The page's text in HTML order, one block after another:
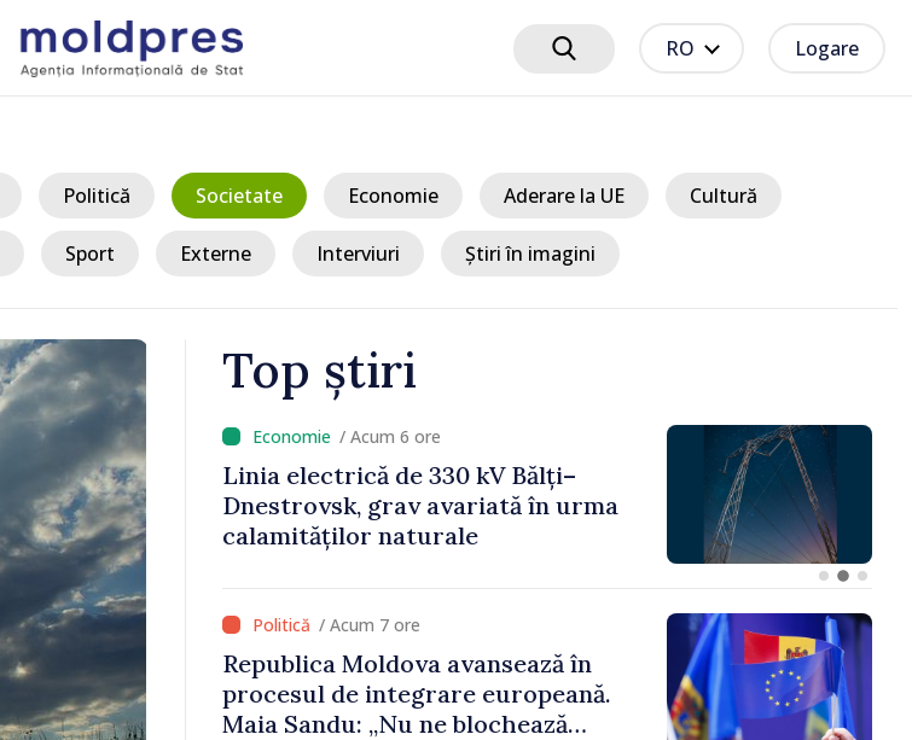
RO Logare
Politică Societate Economie Aderare la UE Cultură
Sport Externe Interviuri Știri în imagini
Top știri
/ Acum 7 ore
Sancțiuni disciplinare după vizita
delegației talibanilor în Republica
Moldova. Maia Sandu: „Este rușinos
/ Acum 7 ore
Republica Moldova avansează în
procesul de integrare europeană.
Maia Sandu: „Nu ne blochează